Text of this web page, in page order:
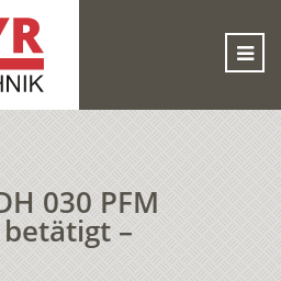
030 PFM
–